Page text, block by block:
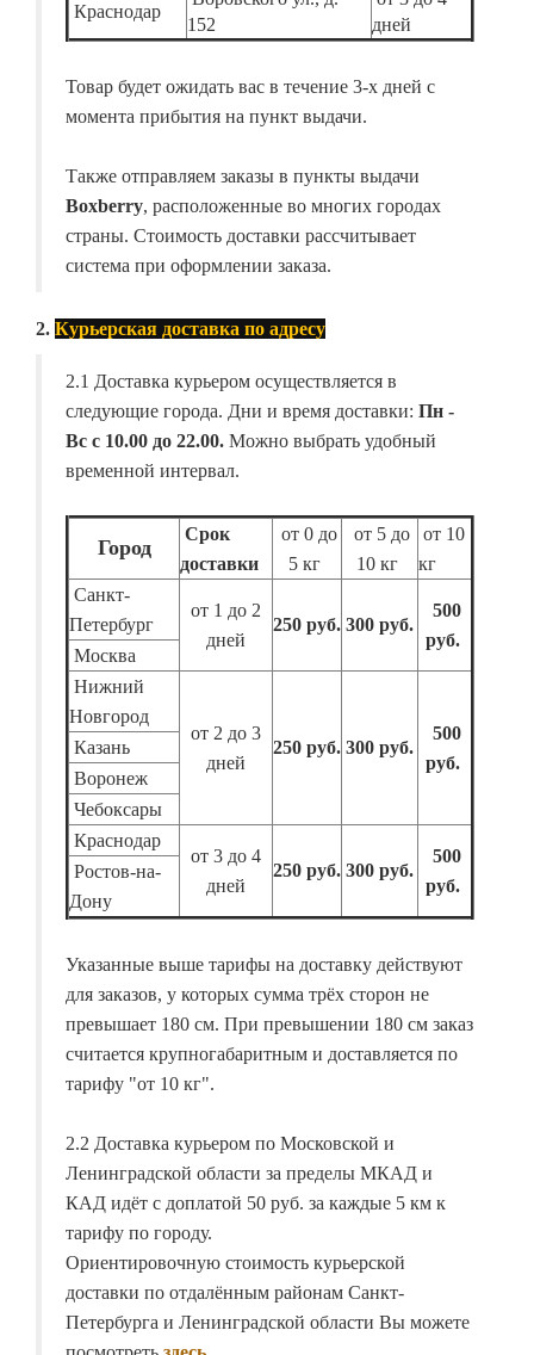
Краснодар
152
дней
Товар будет ожидать вас в течение 3-х дней с
момента прибытия на пункт выдачи.
Также отправляем заказы в пункты выдачи
Boxberry, расположенные во многих городах
страны. Стоимость доставки рассчитывает
система при оформлении заказа.
2. Курьерская доставка по адресу
2.1 Доставка курьером осуществляется в
следующие города. Дни и время доставки: Пн -
Вс с 10.00 до 22.00. Можно выбрать удобный
временной интервал.
Город
Срок
доставки
от 0 до
5 кг
от 5 до
10 кг
от 10
кг
Санкт-
Петербург
от 1 до 2
дней
250 руб. 300 руб.
500
руб.
Москва
Нижний
Новгород
от 2 до 3
дней
250 руб. 300 руб.
500
руб.
Казань
Воронеж
Чебоксары
Краснодар
от 3 до 4
дней
250 руб. 300 руб.
500
руб.
Ростов-на-
Дону
Указанные выше тарифы на доставку действуют
для заказов, у которых сумма трёх сторон не
превышает 180 см. При превышении 180 см заказ
считается крупногабаритным и доставляется по
тарифу "от 10 кг".
2.2 Доставка курьером по Московской и
Ленинградской области за пределы МКАД и
КАД идёт с доплатой 50 руб. за каждые 5 км к
тарифу по городу.
Ориентировочную стоимость курьерской
доставки по отдалённым районам Санкт-
Петербурга и Ленинградской области Вы можете